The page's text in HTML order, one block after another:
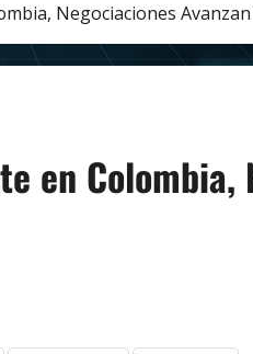
Negociaciones
en Colombia,